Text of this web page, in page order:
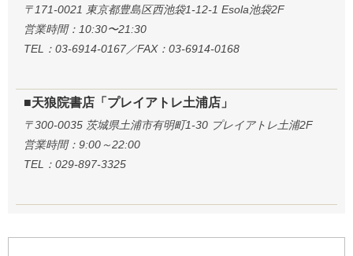
〒171-0021 東京都豊島区西池袋1-12-1 Esola池袋2F
営業時間：10:30〜21:30
TEL：03-6914-0167／FAX：03-6914-0168
■天狼院書店「プレイアトレ土浦店」
〒300-0035 茨城県土浦市有明町1-30 プレイアトレ土浦2F
営業時間：9:00～22:00
TEL：029-897-3325